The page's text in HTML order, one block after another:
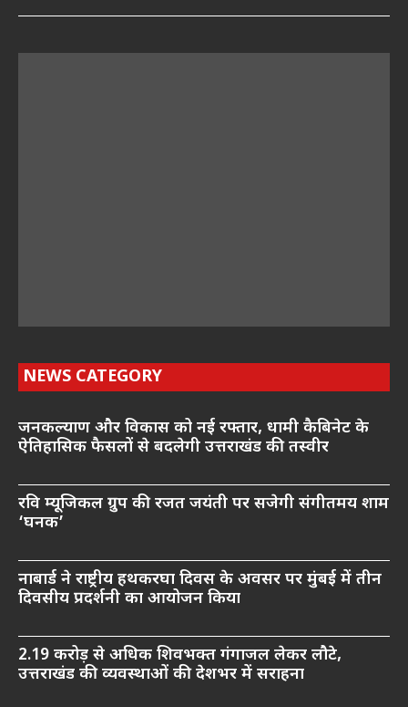
NEWS CATEGORY
जनकल्याण और विकास को नई रफ्तार, धामी कैबिनेट के
ऐतिहासिक फैसलों से बदलेगी उत्तराखंड की तस्वीर
रवि म्यूजिकल ग्रुप की रजत जयंती पर सजेगी संगीतमय शाम
‘घनक’
नाबार्ड ने राष्ट्रीय हथकरघा दिवस के अवसर पर मुंबई में तीन
दिवसीय प्रदर्शनी का आयोजन किया
2.19 करोड़ से अधिक शिवभक्त गंगाजल लेकर लौटे,
उत्तराखंड की व्यवस्थाओं की देशभर में सराहना